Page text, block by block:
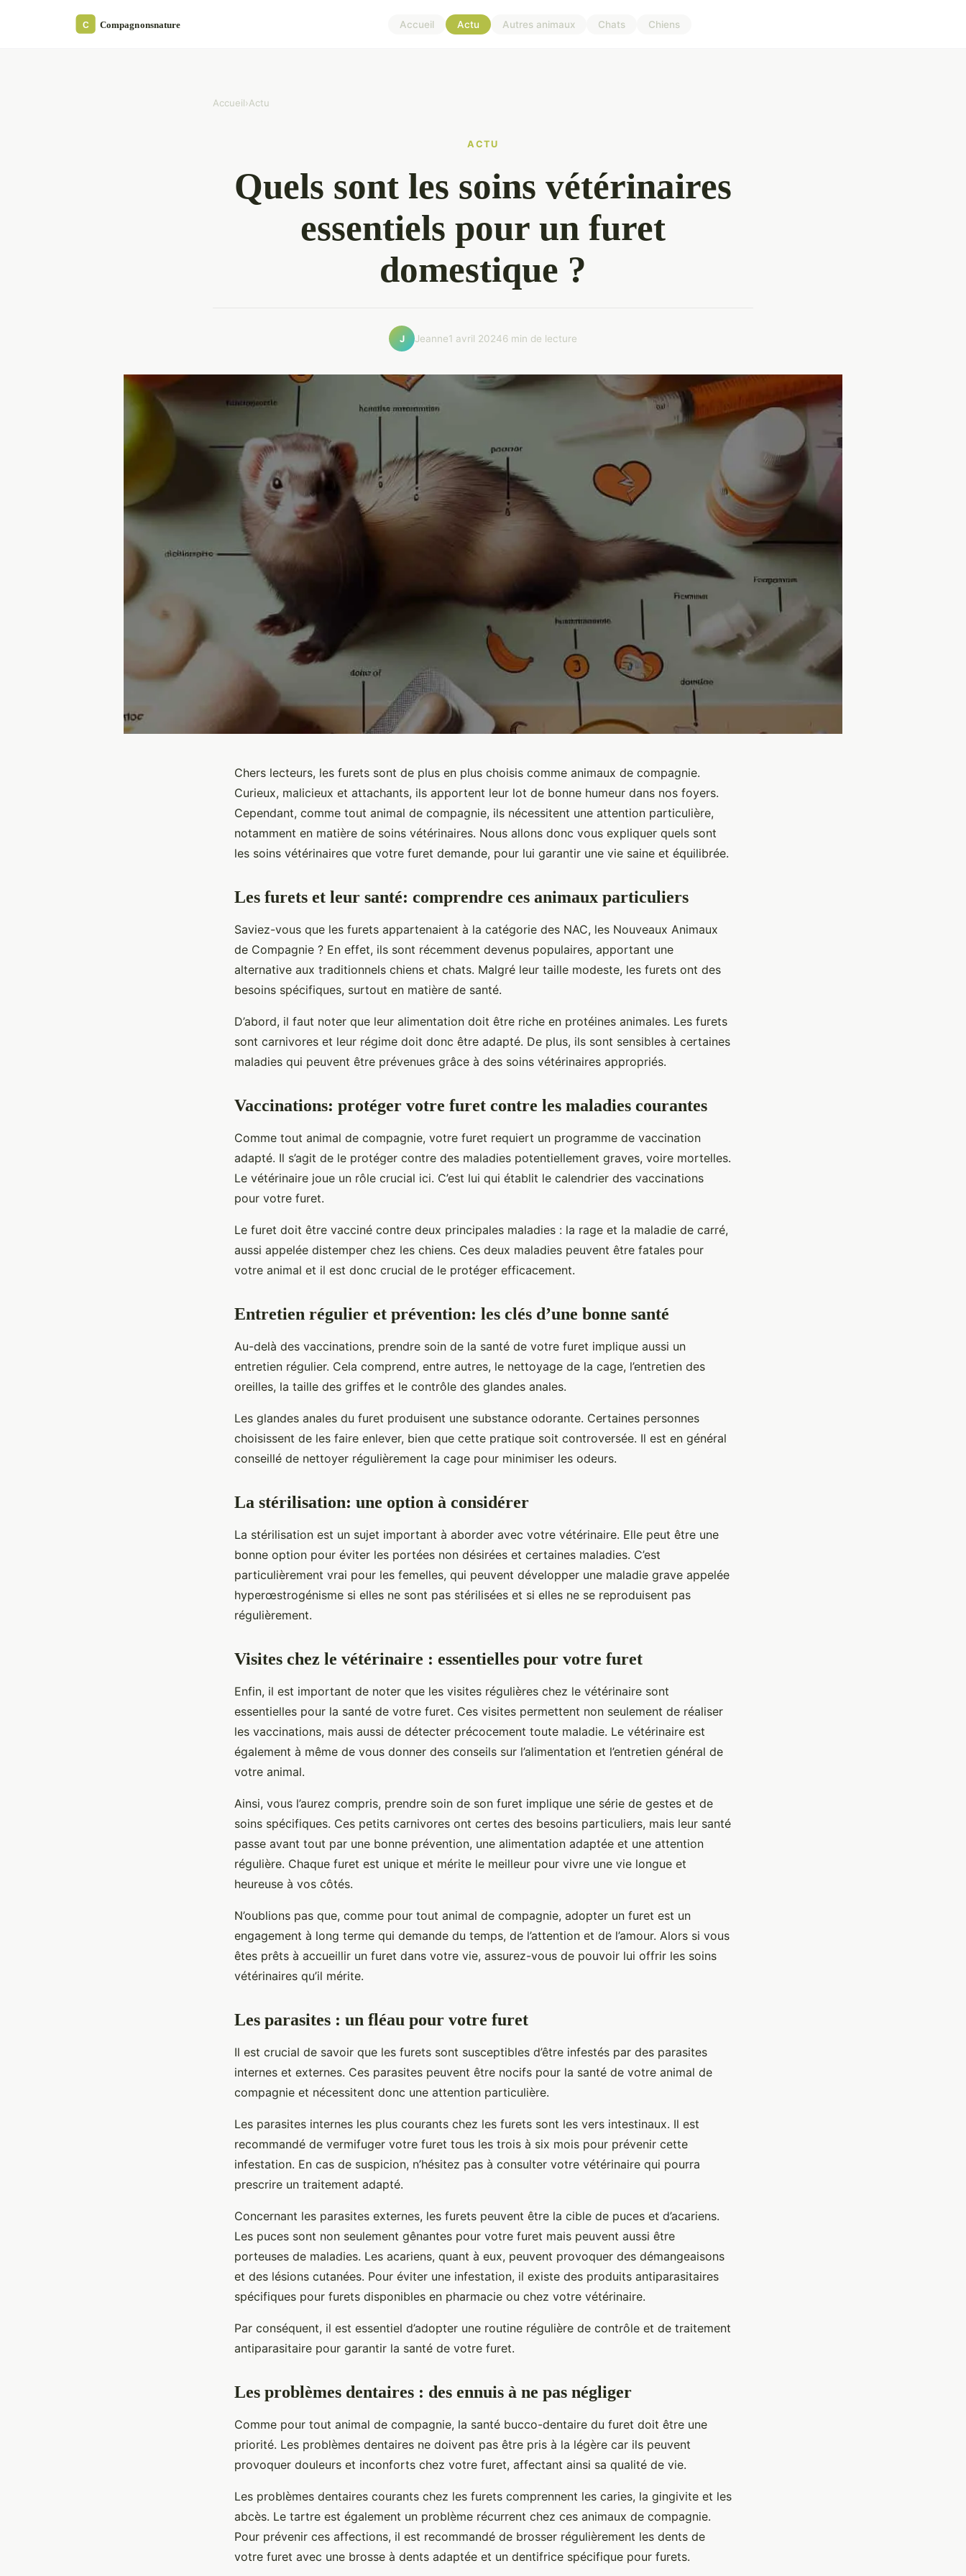
Accueil Actu Autres animaux Chats Chiens
Accueil›Actu
ACTU
Quels sont les soins vétérinaires
essentiels pour un furet
domestique ?
J Jeanne1 avril 20246 min de lecture
Chers lecteurs, les furets sont de plus en plus choisis comme animaux de compagnie.
Curieux, malicieux et attachants, ils apportent leur lot de bonne humeur dans nos foyers.
Cependant, comme tout animal de compagnie, ils nécessitent une attention particulière,
notamment en matière de soins vétérinaires. Nous allons donc vous expliquer quels sont
les soins vétérinaires que votre furet demande, pour lui garantir une vie saine et équilibrée.
Les furets et leur santé: comprendre ces animaux particuliers
Saviez-vous que les furets appartenaient à la catégorie des NAC, les Nouveaux Animaux
de Compagnie ? En effet, ils sont récemment devenus populaires, apportant une
alternative aux traditionnels chiens et chats. Malgré leur taille modeste, les furets ont des
besoins spécifiques, surtout en matière de santé.
D’abord, il faut noter que leur alimentation doit être riche en protéines animales. Les furets
sont carnivores et leur régime doit donc être adapté. De plus, ils sont sensibles à certaines
maladies qui peuvent être prévenues grâce à des soins vétérinaires appropriés.
Vaccinations: protéger votre furet contre les maladies courantes
Comme tout animal de compagnie, votre furet requiert un programme de vaccination
adapté. Il s’agit de le protéger contre des maladies potentiellement graves, voire mortelles.
Le vétérinaire joue un rôle crucial ici. C’est lui qui établit le calendrier des vaccinations
pour votre furet.
Le furet doit être vacciné contre deux principales maladies : la rage et la maladie de carré,
aussi appelée distemper chez les chiens. Ces deux maladies peuvent être fatales pour
votre animal et il est donc crucial de le protéger efficacement.
Entretien régulier et prévention: les clés d’une bonne santé
Au-delà des vaccinations, prendre soin de la santé de votre furet implique aussi un
entretien régulier. Cela comprend, entre autres, le nettoyage de la cage, l’entretien des
oreilles, la taille des griffes et le contrôle des glandes anales.
Les glandes anales du furet produisent une substance odorante. Certaines personnes
choisissent de les faire enlever, bien que cette pratique soit controversée. Il est en général
conseillé de nettoyer régulièrement la cage pour minimiser les odeurs.
La stérilisation: une option à considérer
La stérilisation est un sujet important à aborder avec votre vétérinaire. Elle peut être une
bonne option pour éviter les portées non désirées et certaines maladies. C’est
particulièrement vrai pour les femelles, qui peuvent développer une maladie grave appelée
hyperœstrogénisme si elles ne sont pas stérilisées et si elles ne se reproduisent pas
régulièrement.
Visites chez le vétérinaire : essentielles pour votre furet
Enfin, il est important de noter que les visites régulières chez le vétérinaire sont
essentielles pour la santé de votre furet. Ces visites permettent non seulement de réaliser
les vaccinations, mais aussi de détecter précocement toute maladie. Le vétérinaire est
également à même de vous donner des conseils sur l’alimentation et l’entretien général de
votre animal.
Ainsi, vous l’aurez compris, prendre soin de son furet implique une série de gestes et de
soins spécifiques. Ces petits carnivores ont certes des besoins particuliers, mais leur santé
passe avant tout par une bonne prévention, une alimentation adaptée et une attention
régulière. Chaque furet est unique et mérite le meilleur pour vivre une vie longue et
heureuse à vos côtés.
N’oublions pas que, comme pour tout animal de compagnie, adopter un furet est un
engagement à long terme qui demande du temps, de l’attention et de l’amour. Alors si vous
êtes prêts à accueillir un furet dans votre vie, assurez-vous de pouvoir lui offrir les soins
vétérinaires qu’il mérite.
Les parasites : un fléau pour votre furet
Il est crucial de savoir que les furets sont susceptibles d’être infestés par des parasites
internes et externes. Ces parasites peuvent être nocifs pour la santé de votre animal de
compagnie et nécessitent donc une attention particulière.
Les parasites internes les plus courants chez les furets sont les vers intestinaux. Il est
recommandé de vermifuger votre furet tous les trois à six mois pour prévenir cette
infestation. En cas de suspicion, n’hésitez pas à consulter votre vétérinaire qui pourra
prescrire un traitement adapté.
Concernant les parasites externes, les furets peuvent être la cible de puces et d’acariens.
Les puces sont non seulement gênantes pour votre furet mais peuvent aussi être
porteuses de maladies. Les acariens, quant à eux, peuvent provoquer des démangeaisons
et des lésions cutanées. Pour éviter une infestation, il existe des produits antiparasitaires
spécifiques pour furets disponibles en pharmacie ou chez votre vétérinaire.
Par conséquent, il est essentiel d’adopter une routine régulière de contrôle et de traitement
antiparasitaire pour garantir la santé de votre furet.
Les problèmes dentaires : des ennuis à ne pas négliger
Comme pour tout animal de compagnie, la santé bucco-dentaire du furet doit être une
priorité. Les problèmes dentaires ne doivent pas être pris à la légère car ils peuvent
provoquer douleurs et inconforts chez votre furet, affectant ainsi sa qualité de vie.
Les problèmes dentaires courants chez les furets comprennent les caries, la gingivite et les
abcès. Le tartre est également un problème récurrent chez ces animaux de compagnie.
Pour prévenir ces affections, il est recommandé de brosser régulièrement les dents de
votre furet avec une brosse à dents adaptée et un dentifrice spécifique pour furets.